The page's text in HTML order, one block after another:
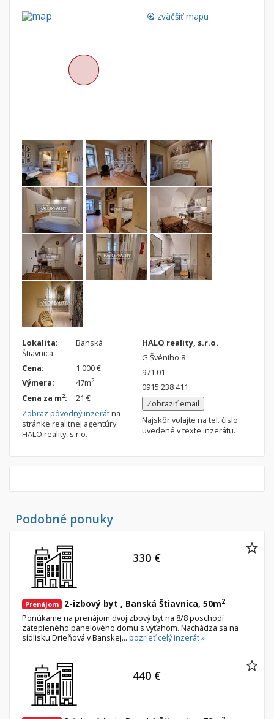
Hľadaj
Zatvoriť vyhľadávanie
loupe zväčšiť mapu
Lokalita:
Banská
Štiavnica
Cena:
1.000 €
Výmera:
47m2
Cena za m2:
21 €
Zobraz pôvodný inzerátna
stránke realitnej agentúry
HALO reality, s.r.o.
HALO reality, s.r.o.
G.Švéniho 8
971 01
0915 238 411
Zobraziť email
Najskôr volajte na tel. číslo
uvedené v texte inzerátu.
Podobné ponuky
Prenájom 2-izbový byt , Banská Štiavnica, 50m2
Ponúkame na prenájom dvojizbový byt na 8/8 poschodí
zatepleného panelového domu s výťahom. Nachádza sa na
sídlisku Drieňová v Banskej... pozrieť celý inzerát »
330 €
440 €